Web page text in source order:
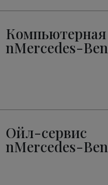
Компьютерная
nMercedes-
Ойл-сервис
nMercedes-